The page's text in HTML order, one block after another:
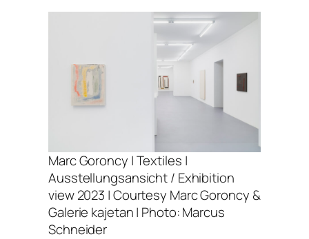
Marc Goroncy |Textiles |
Ausstellungsansicht / Exhibition
view 2023 | Courtesy Marc Goroncy &
Galerie kajetan | Photo: Marcus
Schneider